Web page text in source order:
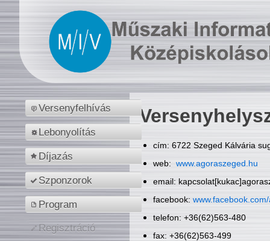
Versenyfelhívás
Lebonyolítás
Díjazás
Szponzorok
Program
Regisztráció
cím: 6722 Szeged Kálvária
web: www.agoraszeged.hu
email:
facebook:
telefon: +36(62)563-480
fax: +36(62)563-499